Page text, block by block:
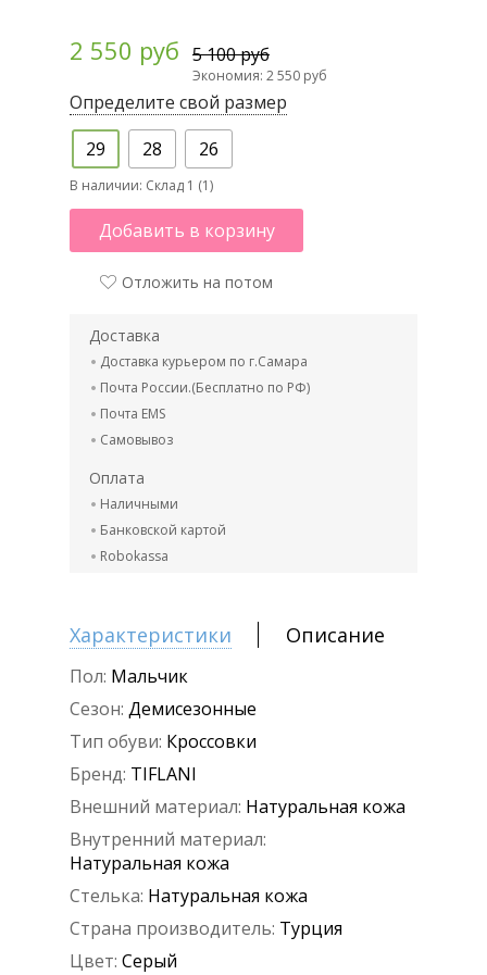
2 550 руб 5 100 руб
Экономия: 2 550 руб
Определите свой размер
29
28 26
В наличии: Склад 1 (1)
Добавить в корзину
Отложить на потом
Доставка
Доставка курьером по г.Самара
Почта России.(Бесплатно по РФ)
Почта EMS
Самовывоз
Оплата
Наличными
Банковской картой
Robokassa
Характеристики Описание
Пол: Мальчик
Сезон: Демисезонные
Тип обуви: Кроссовки
Бренд: TIFLANI
Внешний материал: Натуральная кожа
Внутренний материал:
Натуральная кожа
Стелька: Натуральная кожа
Страна производитель: Турция
Цвет: Серый